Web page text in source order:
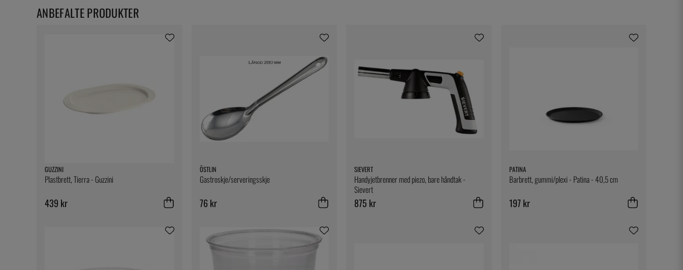
GUZZINI
Plastbrett, Tierra - Guzzini
439 kr
ÖSTLIN
Gastroskje/serveringsskje
76 kr
SIEVERT
Handyjetbrenner med piezo, bare håndtak -
Sievert
875 kr
PATINA
Barbrett, gummi/plexi - Patina - 40,5 cm
197 kr
ANBEFALTE PRODUKTER